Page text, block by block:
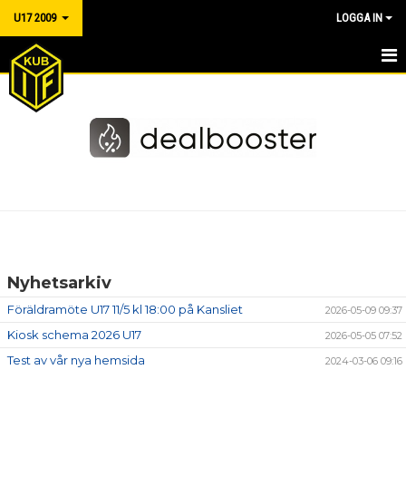
U17 2009 LOGGA IN
P2009
BILDGALLERI
KONTAKT
Nyhetsarkiv
Föräldramöte U17 11/5 kl 18:00 på Kansliet 2026-05-09 09:37
Kiosk schema 2026 U17 2026-05-05 07:52
Test av vår nya hemsida 2024-03-06 09:16